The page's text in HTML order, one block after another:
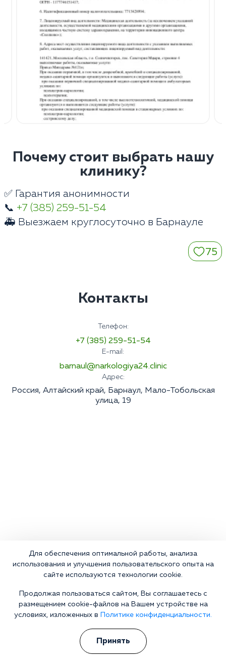
Почему стоит выбрать нашу
клинику?
✅ Гарантия анонимности
📞 +7 (385) 259-51-54
🚑 Выезжаем круглосуточно в Барнауле
75
Контакты
Телефон:
+7 (385) 259-51-54
E-mail:
barnaul@narkologiya24.clinic
Адрес:
Россия, Алтайский край, Барнаул, Мало-Тобольская
улица, 19
Что делать сейчас?
Для обеспечения оптимальной работы, анализа
использования и улучшения пользовательского опыта на
сайте используются технологии cookie.
Продолжая пользоваться сайтом, Вы соглашаетесь с
размещением cookie-файлов на Вашем устройстве на
условиях, изложенных в
Политике конфиденциальности.
Принять